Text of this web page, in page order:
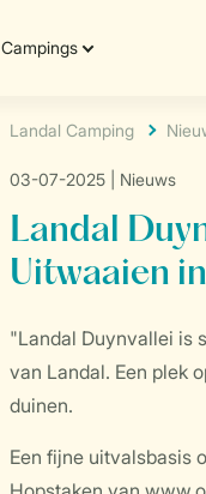
Campings
Landal Camping
03-07-2025 | Nieuws
Landal
Uitwaaien
"Landal Duynvallei is
van Landal. Een plek
duinen.
Een fijne uitvalsbasis